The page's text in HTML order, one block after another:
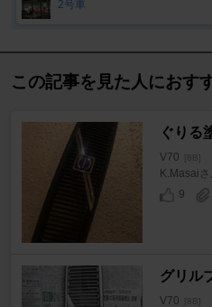
2号車
この記事を見た人におす
ぐりる
V70 [8B]
K.Masaiさ
9
グリル
V70 [8B]